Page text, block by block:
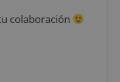
colaboración